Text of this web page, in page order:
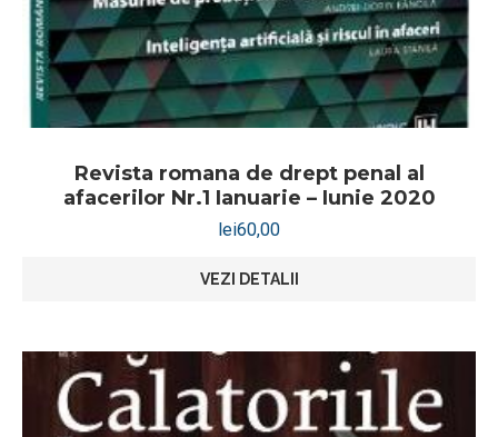
Revista romana de drept penal al
afacerilor Nr.1 Ianuarie – Iunie 2020
lei60,00
VEZI DETALII